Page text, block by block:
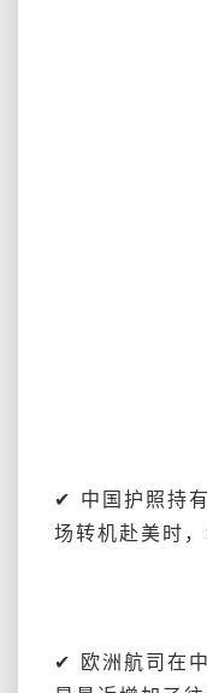
✔ 中国护照持
场转机赴美时
✔ 欧洲航司在